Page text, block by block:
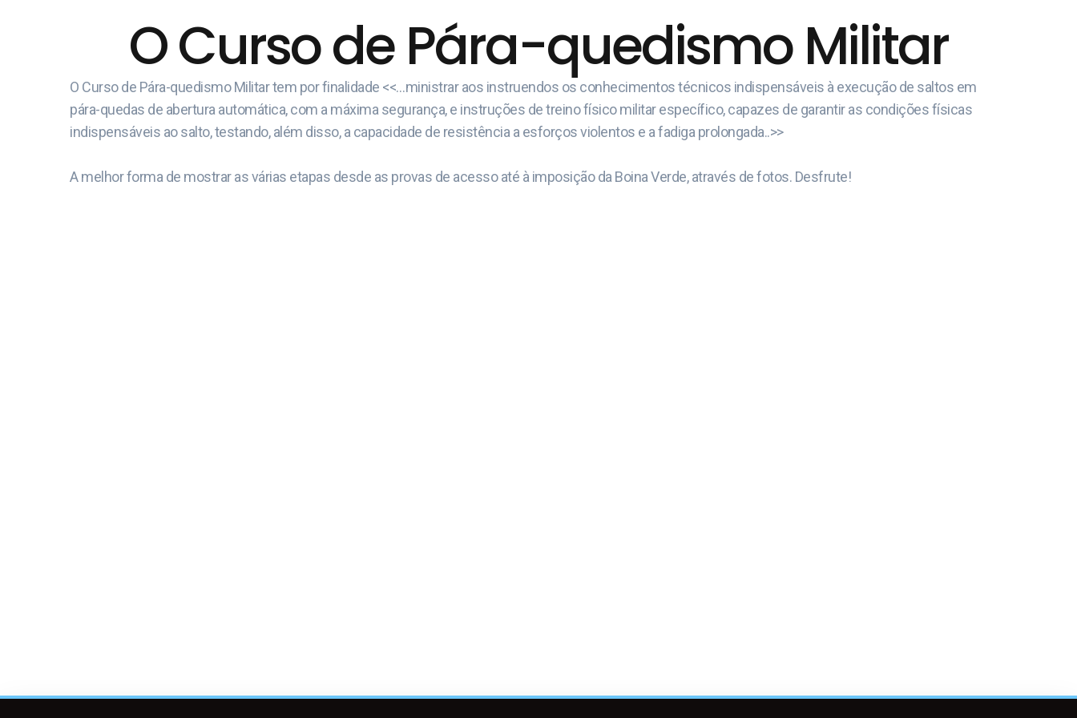
O Curso de Pára-quedismo Militar
O Curso de Pára-quedismo Militar tem por finalidade <<…ministrar aos instruendos os conhecimentos técnicos indispensáveis à execução de saltos em
pára-quedas de abertura automática, com a máxima segurança, e instruções de treino físico militar específico, capazes de garantir as condições físicas
indispensáveis ao salto, testando, além disso, a capacidade de resistência a esforços violentos e a fadiga prolongada..>>
A melhor forma de mostrar as várias etapas desde as provas de acesso até à imposição da Boina Verde, através de fotos. Desfrute!